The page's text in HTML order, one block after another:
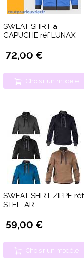
SWEAT SHIRT à
CAPUCHE réf LUNAX
72,00 €
Choisir un modèle
SWEAT SHIRT ZIPPE réf
STELLAR
59,00 €
Choisir un modèle